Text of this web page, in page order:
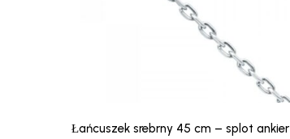
Łańcuszek srebrny 45 cm – splot ankier